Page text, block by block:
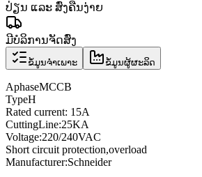
ປ່ຽນ ແລະ ສົ່ງຄືນງ່າຍ
ມີບໍລິການຈັດສົ່ງ
ຂໍ້ມູນຈຳເພາະ ຂໍ້ມູນຜູ້ຜະລິດ
AphaseMCCB
TypeH
Rated current: 15A
CuttingLine:25KA
Voltage:220/240VAC
Short circuit protection,overload
Manufacturer:Schneider